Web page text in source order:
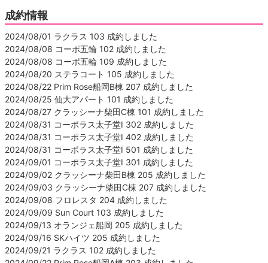
成約情報
2024/08/01 ラクラス 103 成約しました
2024/08/08 コーポ五輪 102 成約しました
2024/08/08 コーポ五輪 109 成約しました
2024/08/20 ステラコート 105 成約しました
2024/08/22 Prim Rose船岡B棟 207 成約しました
2024/08/25 仙大アパート 101 成約しました
2024/08/27 クラッシーナ柴田C棟 101 成約しました
2024/08/31 コーポラス太子堂Ⅰ 302 成約しました
2024/08/31 コーポラス太子堂Ⅰ 402 成約しました
2024/08/31 コーポラス太子堂Ⅰ 501 成約しました
2024/09/01 コーポラス太子堂Ⅰ 301 成約しました
2024/09/02 クラッシーナ柴田B棟 205 成約しました
2024/09/03 クラッシーナ柴田C棟 207 成約しました
2024/09/08 フロレスタ 204 成約しました
2024/09/09 Sun Court 103 成約しました
2024/09/13 オランジェ船岡 205 成約しました
2024/09/16 SKハイツ 205 成約しました
2024/09/21 ラクラス 102 成約しました